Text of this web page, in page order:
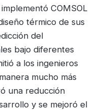
COMSOL
térmico de sus
del
bajo diferentes
a los ingenieros
mucho más
una reducción
y se mejoró el